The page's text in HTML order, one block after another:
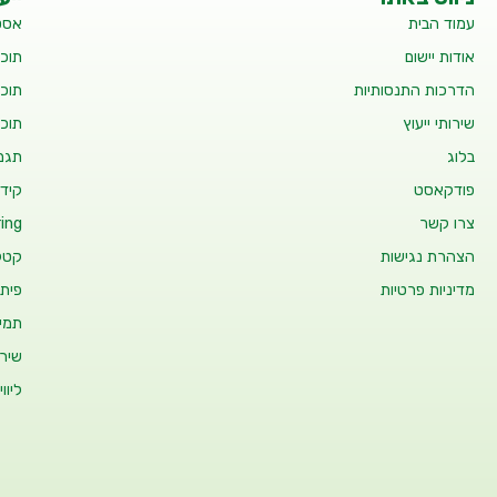
עמוד הבית
אודות יישום
הדרכות התנסותיות
שירותי ייעוץ
בלוג
פודקאסט
צרו קשר
הצהרת נגישות
מדיניות פרטיות